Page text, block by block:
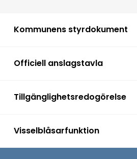
Kommunens styrdokument
Officiell anslagstavla
Tillgänglighetsredogörelse
Visselblåsarfunktion